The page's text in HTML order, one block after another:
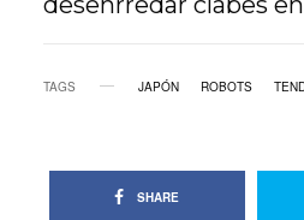
TAGS JAPÓN ROBOTS
SHARE